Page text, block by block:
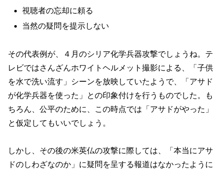
視聴者の忘却に頼る
当然の疑問を提示しない
その代表例が、４月のシリア化学兵器攻撃でしょうね。テ
レビではさんざんホワイトヘルメット撮影による、「子供
を水で洗い流す」シーンを放映していたようで、「アサド
が化学兵器を使った」との印象付けを行うものでした。も
ちろん、公平のために、この時点では「アサドがやった」
と仮定してもいいでしょう。
しかし、その後の米英仏の攻撃に際しては、「本当にアサ
ドのしわざなのか」に疑問を呈する報道はなかったように